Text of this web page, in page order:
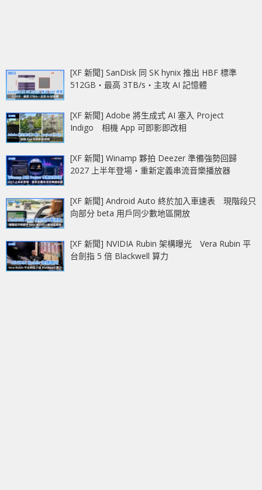
[XF 新聞] SanDisk 同 SK hynix 推出 HBF 標準
512GB‧最高 3TB/s‧主攻 AI 記憶體
[XF 新聞] Adobe 將生成式 AI 塞入 Project
Indigo 相機 App 可即影即改相
[XF 新聞] Winamp 夥拍 Deezer 準備強勢回歸
2027 上半年登場‧重新定義串流音樂播放器
[XF 新聞] Android Auto 終於加入車速表 現階段只
向部分 beta 用戶同少數地區開放
[XF 新聞] NVIDIA Rubin 架構曝光 Vera Rubin 平
台劍指 5 倍 Blackwell 算力